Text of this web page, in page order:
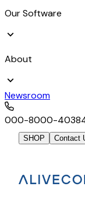
Our Software
About
Newsroom
000-8000-
SHOP Contact